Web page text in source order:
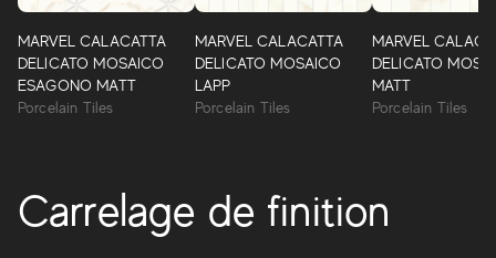
MARVEL CALACATTA
DELICATO MOSAICO
ESAGONO MATT
Porcelain Tiles
MARVEL CALACATTA
DELICATO MOSAICO
LAPP
Porcelain Tiles
MARVEL
DELICATO
MATT
Porcelain Tiles
Carrelage de finition